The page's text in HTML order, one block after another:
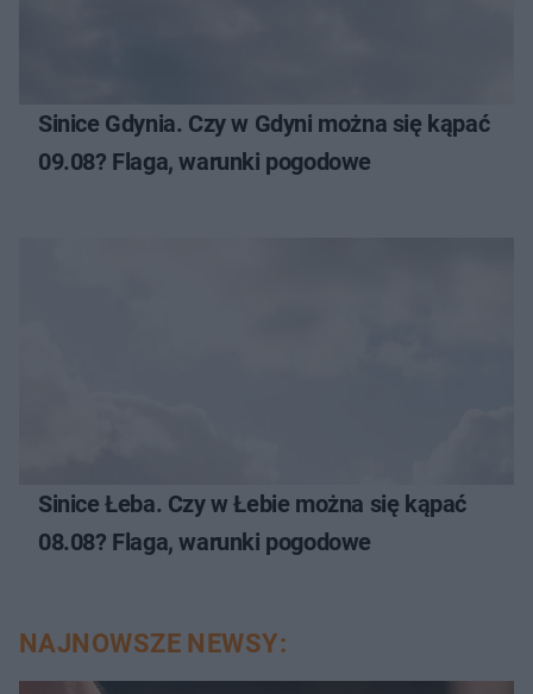
Sinice Gdynia. Czy w Gdyni można się kąpać
09.08? Flaga, warunki pogodowe
Sinice Łeba. Czy w Łebie można się kąpać
08.08? Flaga, warunki pogodowe
NAJNOWSZE NEWSY: